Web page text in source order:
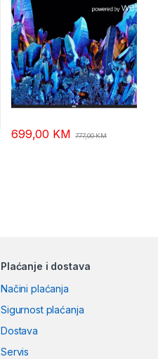
699,00 KM 777,00KM
Plaćanje i dostava
Načini plaćanja
Sigurnost plaćanja
Dostava
Servis